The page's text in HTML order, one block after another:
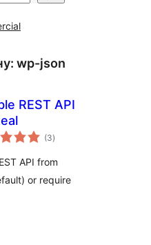
wp-json
REST API
(3загальний
рейтинг
)
API from
or require